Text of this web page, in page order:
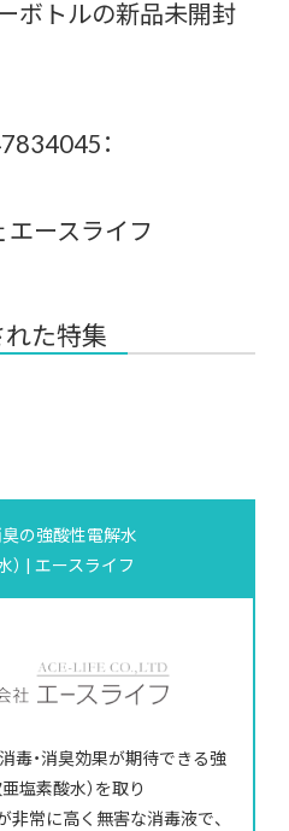
ボトルの新品未開封
：
エースライフ
た特集
臭の強酸性電解水
） | エースライフ
毒・消臭効果が期待できる強
塩素酸水）を取り
非常に高く無害な消毒液で、